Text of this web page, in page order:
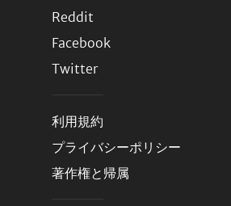
Reddit
Facebook
Twitter
利用規約
プライバシーポリシー
著作権と帰属